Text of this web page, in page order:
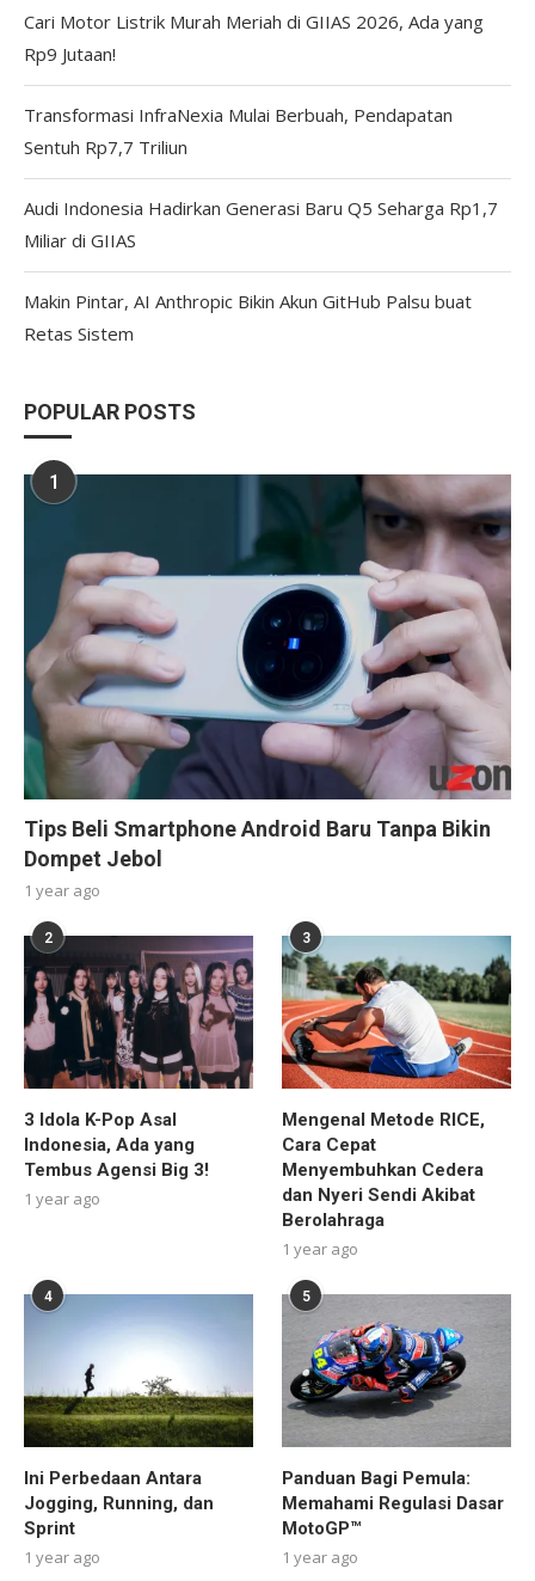
Cari Motor Listrik Murah Meriah di GIIAS 2026, Ada yang
Rp9 Jutaan!
Transformasi InfraNexia Mulai Berbuah, Pendapatan
Sentuh Rp7,7 Triliun
Audi Indonesia Hadirkan Generasi Baru Q5 Seharga Rp1,7
Miliar di GIIAS
Makin Pintar, AI Anthropic Bikin Akun GitHub Palsu buat
Retas Sistem
POPULAR POSTS
1
Tips Beli Smartphone Android Baru Tanpa Bikin
Dompet Jebol
1 year ago
2
3 Idola K-Pop Asal
Indonesia, Ada yang
Tembus Agensi Big 3!
1 year ago
3
Mengenal Metode RICE,
Cara Cepat
Menyembuhkan Cedera
dan Nyeri Sendi Akibat
Berolahraga
1 year ago
4
Ini Perbedaan Antara
Jogging, Running, dan
Sprint
1 year ago
5
Panduan Bagi Pemula:
Memahami Regulasi Dasar
MotoGP™
1 year ago